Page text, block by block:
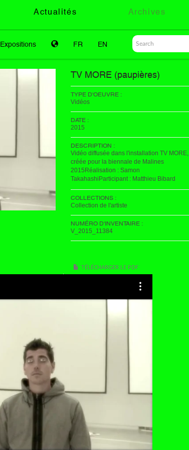
Actualités Archives
Expositions FR EN
TV MORE (paupières)
TYPE D'OEUVRE :
Vidéos
DATE :
2015
DESCRIPTION :
Vidéo diffusée dans l'installation TV MORE,
créée pour la biennale de Malines
2015Réalisation : Samon
TakahashiParticipant : Matthieu Bibard
COLLECTIONS :
Collection de l'artiste
NUMÉRO D'INVENTAIRE :
V_2015_11384
TÉLÉCHARGER LE PDF